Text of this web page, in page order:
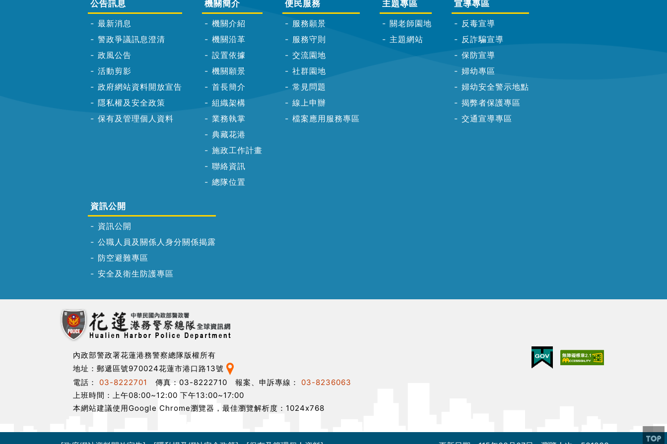
公告訊息
最新消息
警政爭議訊息澄清
政風公告
活動剪影
政府網站資料開放宣告
隱私權及安全政策
保有及管理個人資料
機關簡介
機關介紹
機關沿革
設置依據
機關願景
首長簡介
組織架構
業務執掌
典藏花港
施政工作計畫
聯絡資訊
總隊位置
便民服務
服務願景
服務守則
交流園地
社群園地
常見問題
線上申辦
檔案應用服務專區
主題專區
關老師園地
主題網站
宣導專區
反毒宣導
反詐騙宣導
保防宣導
婦幼專區
婦幼安全警示地點
揭弊者保護專區
交通宣導專區
資訊公開
資訊公開
公職人員及關係人身分關係揭露
防空避難專區
安全及衛生防護專區
內政部警政署花蓮港務警察總隊版權所有
地址：郵遞區號970024花蓮市港口路13號
電話：
03-8222701 傳真：03-8222710 報案、申訴專線：
03-8236063
上班時間：上午08:00~12:00 下午13:00~17:00
本網站建議使用Google Chrome瀏覽器，最佳瀏覽解析度：1024x768